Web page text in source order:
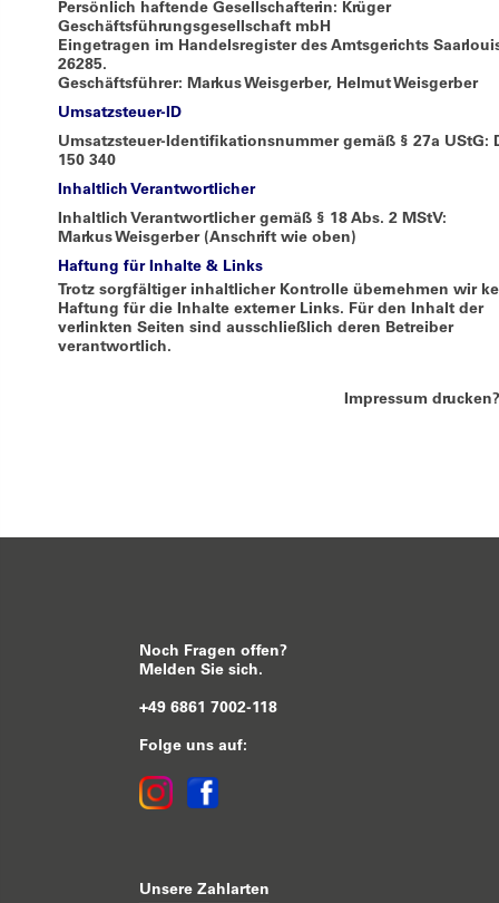
Persönlich haftende Gesellschafterin: Krüger
Geschäftsführungsgesellschaft mbH
Eingetragen im Handelsregister des Amtsgerichts
26285.
Geschäftsführer: Markus Weisgerber, Helmut Weisgerber
Umsatzsteuer-ID
Umsatzsteuer-Identifikationsnummer gemäß § 27a UStG:
150 340
Inhaltlich Verantwortlicher
Inhaltlich Verantwortlicher gemäß § 18 Abs. 2 MStV:
Markus Weisgerber(Anschrift wie oben)
Haftung für Inhalte & Links
Trotz sorgfältiger inhaltlicher Kontrolle übernehmen wir
Haftung für die Inhalte externer Links. Für den Inhalt der
verlinkten Seiten sind ausschließlich deren Betreiber
verantwortlich.
Impressum
Noch Fragen offen?
Melden Sie sich.
+49 6861 7002-118
Folge uns auf:
Unsere Zahlarten